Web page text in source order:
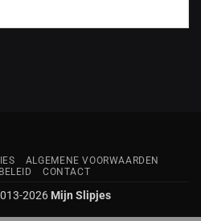
ALGEMENE VOORWAARDEN
CONTACT
2026 Mijn Slipjes